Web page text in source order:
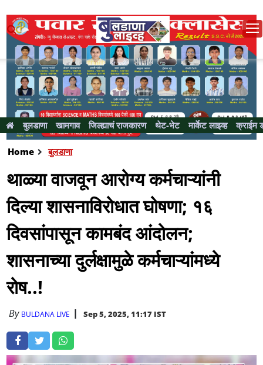
बुलडाणा खामगाव जिल्ह्याचं राजकारण थेट-भेट मार्केट लाइव्ह क्राईम
Home बुलडाणा
थाळ्या वाजवून आरोग्य कर्मचाऱ्यांनी
दिल्या शासनाविराेधात घाेषणा; १६
दिवसांपासून कामबंद आंदोलन;
शासनाच्या दुर्लक्षामुळे कर्मचाऱ्यांमध्ये
रोष..!
By BULDANA LIVE Sep 5, 2025, 11:17 IST